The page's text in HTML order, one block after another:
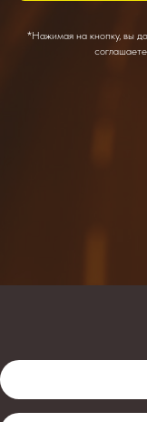
*Нажимая на кнопку, вы